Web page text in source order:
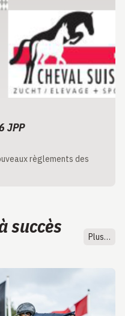
JPP
règlements des
succès
Plus…